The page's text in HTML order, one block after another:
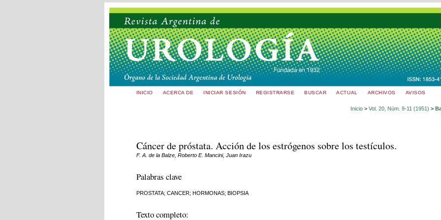
INICIO ACERCA DE INICIAR SESIÓN REGISTRARSE BUSCAR ACTUAL ARCHIVOS AVISOS
Inicio> Vol. 20, Núm. 9-11 (1951) >
Cáncer de próstata. Acción de los estrógenos sobre los testículos.
F. A. de la Balze, Roberto E. Mancini, Juan Irazu
Palabras clave
PROSTATA; CANCER; HORMONAS; BIOPSIA
Texto completo: